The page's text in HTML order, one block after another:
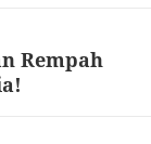
Rempah